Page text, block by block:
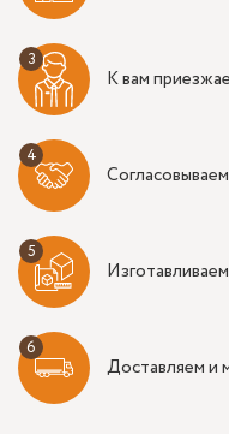
К вам
Доставляем и